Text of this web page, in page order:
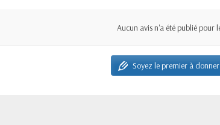
Aucun avis n'a été publié pour
Soyez le premier à